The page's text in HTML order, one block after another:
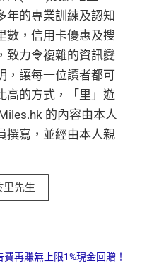
年的專業訓練及認知
數，信用卡優惠及搜
致力令複雜的資訊變
，讓每一位讀者都可
高的方式，「里」遊
的內容由本人
撰寫，並經由本人親
里先生
再賺無上限1%現金回贈！